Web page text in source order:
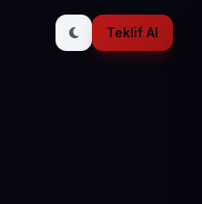
Teklif Al